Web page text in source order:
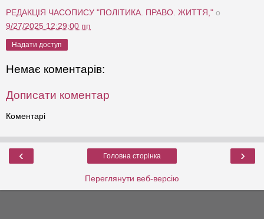
РЕДАКЦІЯ ЧАСОПИСУ "ПОЛІТИКА. ПРАВО. ЖИТТЯ," о
9/27/2025 12:29:00 пп
Надати доступ
Немає коментарів:
Дописати коментар
Коментарі
‹ ›
Головна сторінка
Переглянути веб-версію